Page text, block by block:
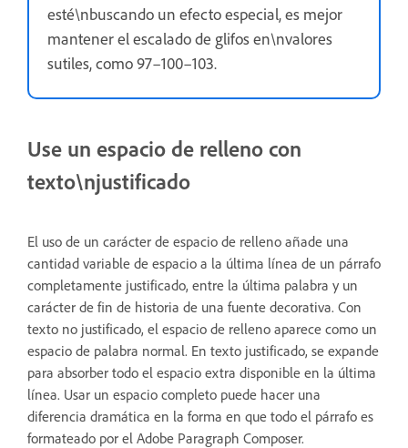
esté\nbuscando un efecto especial, es mejor
mantener el escalado de glifos en\nvalores
sutiles, como 97–100–103.
Use un espacio de relleno con
texto\njustificado
El uso de un carácter de espacio de relleno añade una
cantidad variable de espacio a la última línea de un párrafo
completamente justificado, entre la última palabra y un
carácter de fin de historia de una fuente decorativa. Con
texto no justificado, el espacio de relleno aparece como un
espacio de palabra normal. En texto justificado, se expande
para absorber todo el espacio extra disponible en la última
línea. Usar un espacio completo puede hacer una
diferencia dramática en la forma en que todo el párrafo es
formateado por el Adobe Paragraph Composer.